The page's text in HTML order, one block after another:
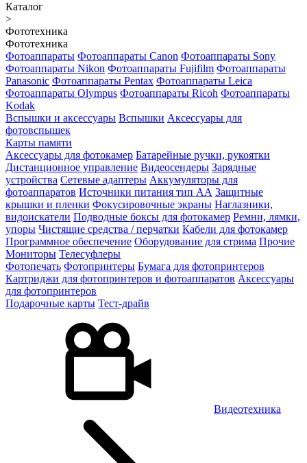
Каталог
>
Фототехника
Фототехника
Фотоаппараты Фотоаппараты Canon Фотоаппараты Sony
Фотоаппараты Nikon Фотоаппараты Fujifilm Фотоаппараты
Panasonic Фотоаппараты Pentax Фотоаппараты Leica
Фотоаппараты Olympus Фотоаппараты Ricoh Фотоаппараты
Kodak
Вспышки и аксессуары Вспышки Аксессуары для
фотовспышек
Карты памяти
Аксессуары для фотокамер Батарейные ручки, рукоятки
Дистанционное управление Видеосендеры Зарядные
устройства Сетевые адаптеры Аккумуляторы для
фотоаппаратов Источники питания тип АА Защитные
крышки и пленки Фокусировочные экраны Наглазники,
видоискатели Подводные боксы для фотокамер Ремни, лямки,
упоры Чистящие средства / перчатки Кабели для фотокамер
Программное обеспечение Оборудование для стрима Прочие
Мониторы Телесуфлеры
Фотопечать Фотопринтеры Бумага для фотопринтеров
Картриджи для фотопринтеров и фотоаппаратов Аксессуары
для фотопринтеров
Подарочные карты Тест-драйв
Видеотехника